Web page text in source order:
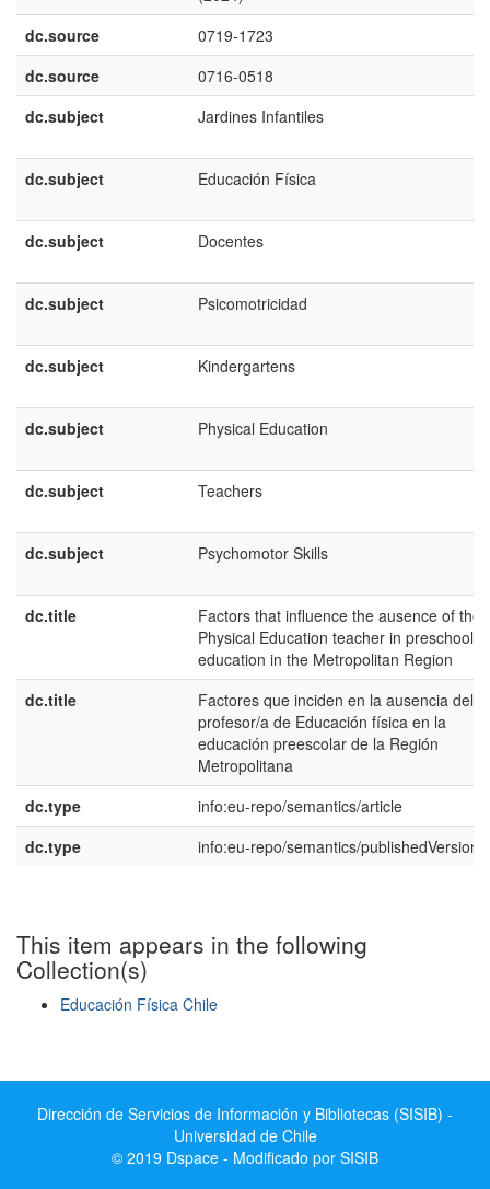
dc.source
0719-1723
dc.source
0716-0518
dc.subject
Jardines Infantiles
dc.subject Educación Física
dc.subject Docentes
dc.subject Psicomotricidad
dc.subject Kindergartens
dc.subject Physical Education
dc.subject Teachers
dc.subject Psychomotor Skills
dc.title
Factors that influence the ausence of the
Physical Education teacher in preschool
education in the Metropolitan Region
dc.title
Factores que inciden en la ausencia del
profesor/a de Educación física en la
educación preescolar de la Región
Metropolitana
dc.type
info:eu-repo/semantics/article
dc.type
info:eu-repo/semantics/publishedVersion
This item appears in the following
Collection(s)
Educación Física Chile
Dirección de Servicios de Información y Bibliotecas (SISIB) -
Universidad de Chile
© 2019 Dspace - Modificado por SISIB